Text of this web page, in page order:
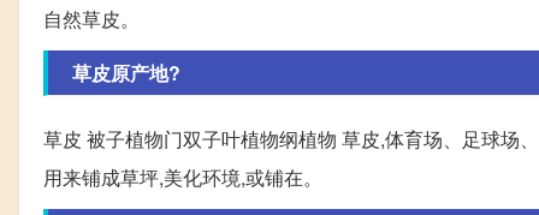
自然草皮。
草皮原产地?
草皮 被子植物门双子叶植物纲植物 草皮,体育场、足球场
用来铺成草坪,美化环境,或铺在。